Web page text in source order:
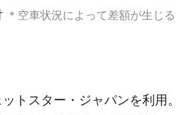
＊空車状況によって差額が生じる
トスター・ジャパンを利用。